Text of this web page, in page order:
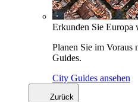
Erkunden Sie Europa
Planen Sie im Voraus
Guides.
City Guides ansehen
Zurück